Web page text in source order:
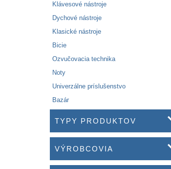
Klávesové nástroje
Dychové nástroje
Klasické nástroje
Bicie
Ozvučovacia technika
Noty
Univerzálne príslušenstvo
Bazár
TYPY PRODUKTOV
VÝROBCOVIA